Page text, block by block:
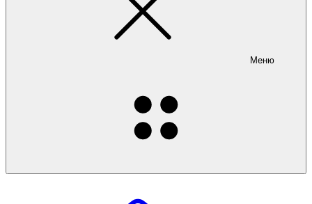
Меню